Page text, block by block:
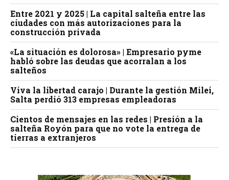
Entre 2021 y 2025 | La capital salteña entre las
ciudades con más autorizaciones para la
construcción privada
«La situación es dolorosa» | Empresario pyme
habló sobre las deudas que acorralan a los
salteños
Viva la libertad carajo | Durante la gestión Milei,
Salta perdió 313 empresas empleadoras
Cientos de mensajes en las redes | Presión a la
salteña Royón para que no vote la entrega de
tierras a extranjeros